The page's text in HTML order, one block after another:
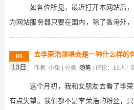
如各位所见，最近打开本网站后
为网站服务器只要在国内，除了香港外
着被监管，很多东西都不由自主的。之
04
13日
去李荣浩演唱会是一种什么样的
作者: 小兔 | 分类: 随笔 | 评论：15人 |
这个月初，我和女朋友去看了李
有点失望。我们都不是李荣浩的粉丝，